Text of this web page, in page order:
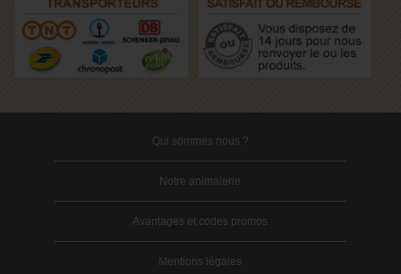
Qui sommes nous ?
Notre animalerie
Avantages et codes promos
Mentions légales